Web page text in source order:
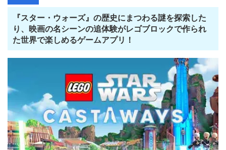
『スター・ウォーズ』の歴史にまつわる謎を探索した
り、映画の名シーンの追体験がレゴブロックで作られ
た世界で楽しめるゲームアプリ！